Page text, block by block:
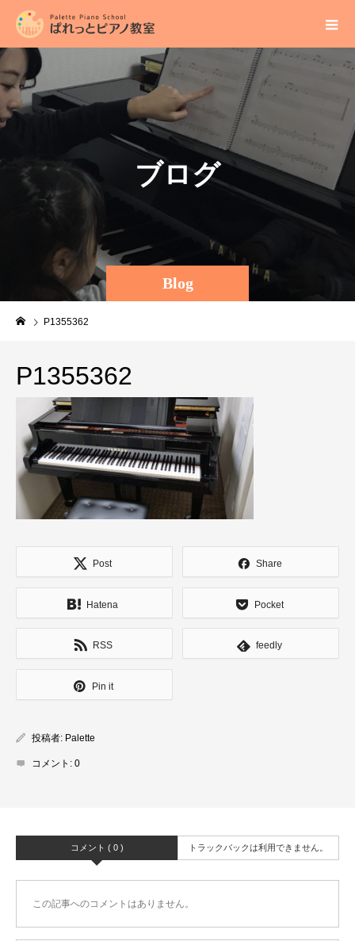
Blog
ブログ
P1355362
P1355362
Post Share
Hatena Pocket
RSS feedly
Pin it
投稿者: Palette
コメント: 0
コメント ( 0 ) トラックバックは利用できません。
この記事へのコメントはありません。